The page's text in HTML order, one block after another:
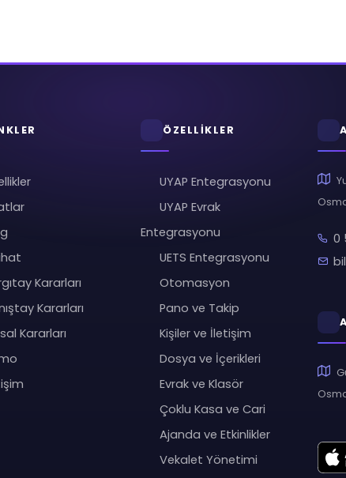
Kararları
Kararları
Kararları
ÖZELLİKLER
UYAP Entegrasyonu
UYAP Evrak
Entegrasyonu
UETS Entegrasyonu
Otomasyon
Pano ve Takip
Kişiler ve İletişim
Dosya ve İçerikleri
Evrak ve Klasör
Çoklu Kasa ve Cari
Ajanda ve Etkinlikler
Vekalet Yönetimi
0